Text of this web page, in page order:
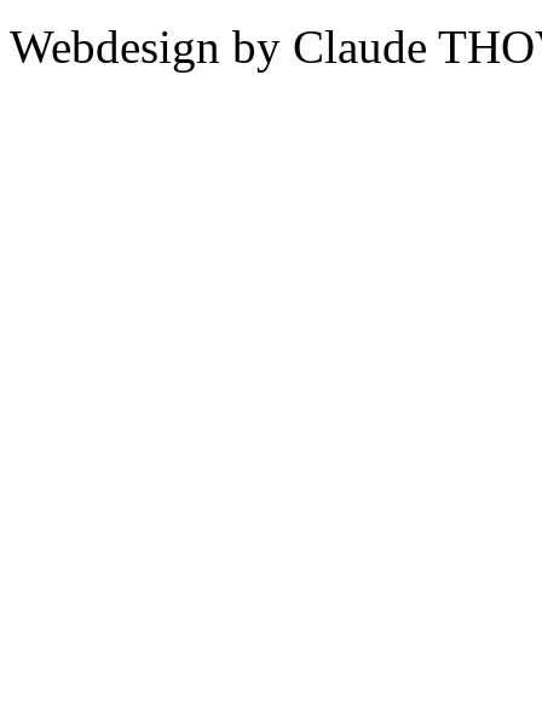
Webdesign by Claude